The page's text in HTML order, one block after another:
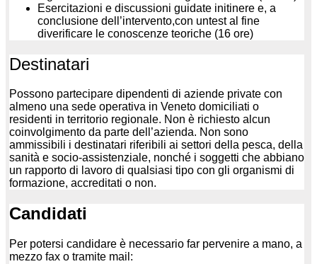
Esercitazioni e discussioni guidate initinere e, a
conclusione dell’intervento,con untest al fine
diverificare le conoscenze teoriche (16 ore)
Destinatari
Possono partecipare dipendenti di aziende private con
almeno una sede operativa in Veneto domiciliati o
residenti in territorio regionale. Non è richiesto alcun
coinvolgimento da parte dell’azienda. Non sono
ammissibili i destinatari riferibili ai settori della pesca, della
sanità e socio-assistenziale, nonché i soggetti che abbiano
un rapporto di lavoro di qualsiasi tipo con gli organismi di
formazione, accreditati o non.
Candidati
Per potersi candidare è necessario far pervenire a mano, a
mezzo fax o tramite mail: